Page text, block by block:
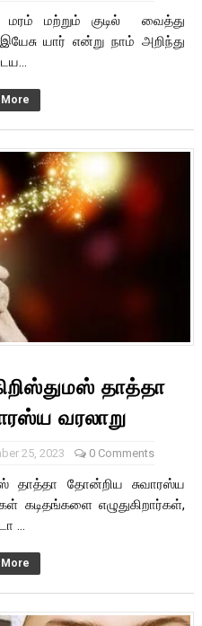
மற்றும் குடில் வைத்து
யார் என்று நாம் அறிந்து
More
தாத்தா
வரலாறு
25, 2023 0 Comments
தாத்தா தோன்றிய சுவாரஸ்ய
கடிதங்களை எழுதுகிறார்கள்,
...
More